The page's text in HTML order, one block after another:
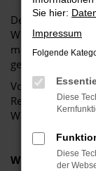
Den saisonalen
Winterreifen,
machen lassen,
gewährleistet ist.
Vom
Reifenwäsche
Wir bieten Ihnen
Wir sind Ihr
Sie hier:
Impressum
Folgende
Diese
Diese
der